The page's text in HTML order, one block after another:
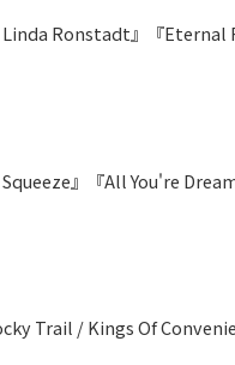
Ronstadt』『
』『All You're
Trail / Kings Of